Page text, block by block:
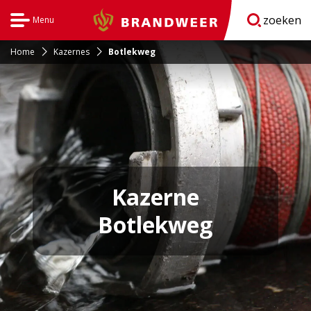
Menu Brandweer zoeken
Home Kazernes Botlekweg
Kazerne
Botlekweg